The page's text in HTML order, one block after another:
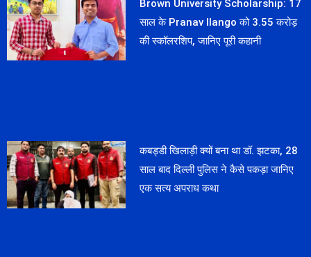
Brown University Scholarship: 17
साल के Pranav Ilango को 3.55 करोड़
की स्कॉलरशिप, जानिए पूरी कहानी
कबड्डी खिलाड़ी क्यों बना था डॉ. झटका, 28
साल बाद दिल्ली पुलिस ने कैसे पकड़ा जानिए
एक सत्य अपराध कथा